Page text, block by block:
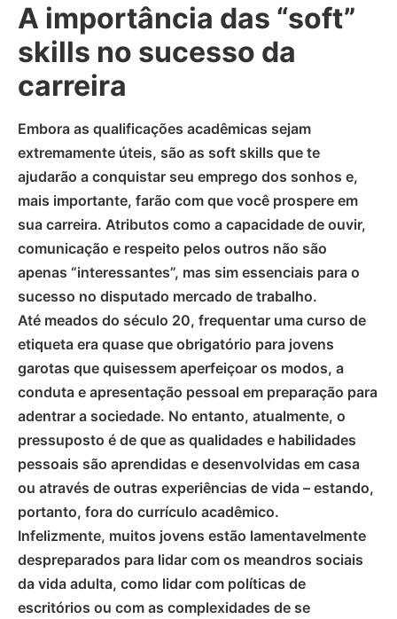
A importância das “soft”
skills no sucesso da
carreira
Embora as qualificações acadêmicas sejam
extremamente úteis, são as soft skills que te
ajudarão a conquistar seu emprego dos sonhos e,
mais importante, farão com que você prospere em
sua carreira. Atributos como a capacidade de ouvir,
comunicação e respeito pelos outros não são
apenas “interessantes”, mas sim essenciais para o
sucesso no disputado mercado de trabalho.
Até meados do século 20, frequentar uma curso de
etiqueta era quase que obrigatório para jovens
garotas que quisessem aperfeiçoar os modos, a
conduta e apresentação pessoal em preparação para
adentrar a sociedade. No entanto, atualmente, o
pressuposto é de que as qualidades e habilidades
pessoais são aprendidas e desenvolvidas em casa
ou através de outras experiências de vida – estando,
portanto, fora do currículo acadêmico.
Infelizmente, muitos jovens estão lamentavelmente
despreparados para lidar com os meandros sociais
da vida adulta, como lidar com políticas de
escritórios ou com as complexidades de se